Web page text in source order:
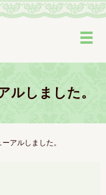
メ
ルしました。
アルしました。